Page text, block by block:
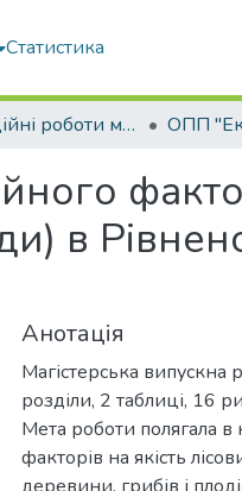
Статистика
Кваліфікаційні роботи магістрів
в
Анотація
Магістерська випускна
розділи, 2 таблиці, 16
Мета роботи полягала в
факторів на якість